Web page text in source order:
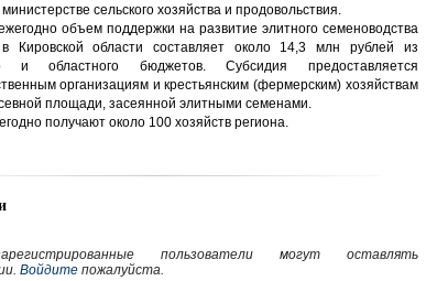
сельского хозяйства и продовольствия.
объем поддержки на развитие элитного семеноводства
в Кировской области составляет около 14,3 млн рублей из
и областного бюджетов. Субсидия предоставляется
организациям и крестьянским (фермерским) хозяйствам
площади, засеянной элитными семенами.
получают около 100 хозяйств региона.
пользователи могут оставлять
Войдитепожалуйста.